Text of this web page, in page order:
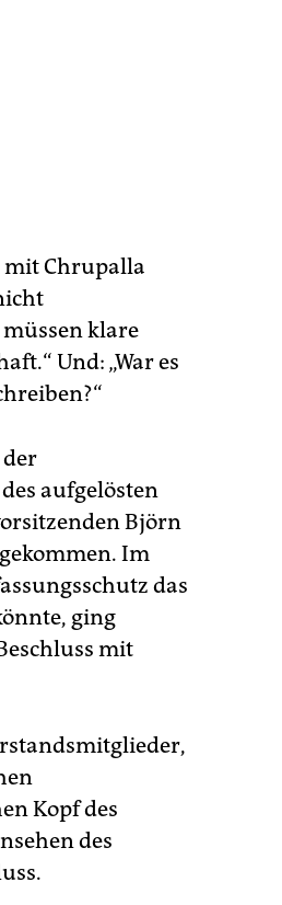
mit Chrupalla
klare
Und: „War es
der
aufgelösten
Björn
Im
das
ging
mit
Kopf des
des